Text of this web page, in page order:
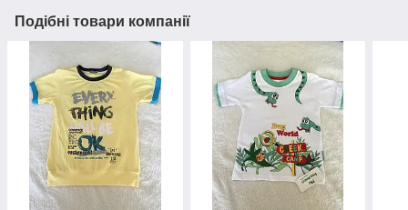
Подібні товари компанії